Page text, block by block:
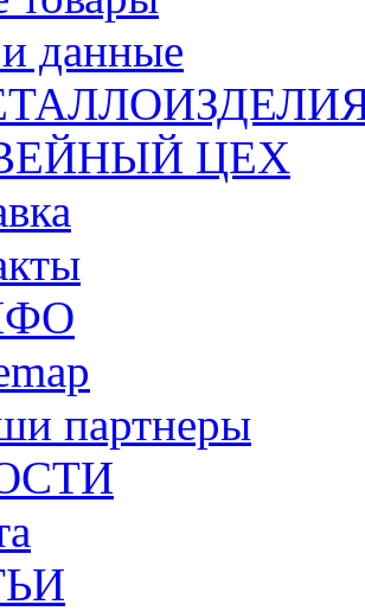
данные
ЦЕХ
партнеры